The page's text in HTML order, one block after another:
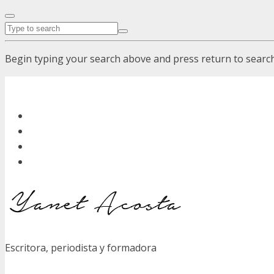
Begin typing your search above and press return to
Escritora, periodista y formadora